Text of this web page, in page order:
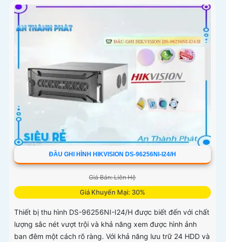
ĐẦU GHI HÌNH HIKVISION DS-96256NI-I24/H
Giá Bán: Liên Hệ
Giá Khuyến Mại: 30%
Thiết bị thu hình DS-96256NI-I24/H được biết đến với chất
lượng sắc nét vượt trội và khả năng xem được hình ảnh
ban đêm một cách rõ ràng. Với khả năng lưu trữ 24 HDD và